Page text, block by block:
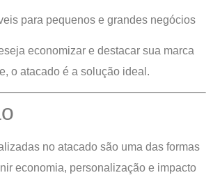
para pequenos e grandes negócios
economizar e destacar sua marca
o atacado é a solução ideal.
no atacado são uma das formas
economia, personalização e impacto